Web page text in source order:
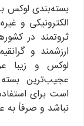
بسته‌بندی لوکس
الکترونیکی و
ثروتمند در
ارزشمند و
لوکس و زیبا
عجیب‌ترین
است برای
نباشد و صرفاً به